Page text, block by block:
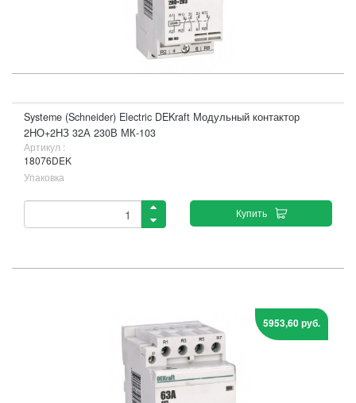
Systeme (Schneider) Electric DEKraft Модульный контактор
2НО+2НЗ 32А 230В МК-103
Артикул :
18076DEK
Упаковка
Купить
5953,60 руб.